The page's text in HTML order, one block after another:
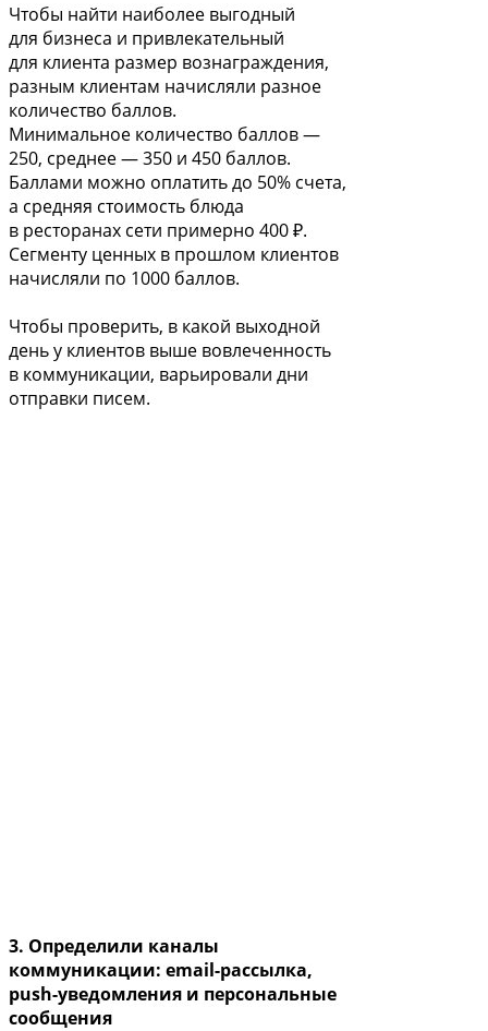
Чтобы найти наиболее выгодный
для бизнеса и привлекательный
для клиента размер вознаграждения,
разным клиентам начисляли разное
количество баллов.
Минимальное количество баллов —
250, среднее — 350 и 450 баллов.
Баллами можно оплатить до 50% счета,
а средняя стоимость блюда
в ресторанах сети примерно 400 ₽.
Сегменту ценных в прошлом клиентов
начисляли по 1000 баллов.
Чтобы проверить, в какой выходной
день у клиентов выше вовлеченность
в коммуникации, варьировали дни
отправки писем.
3. Определили каналы
коммуникации: email-рассылка,
push-уведомления и персональные
сообщения